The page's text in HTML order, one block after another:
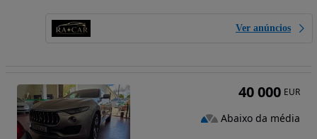
Ver anúncios
40 000 EUR
Abaixo da média